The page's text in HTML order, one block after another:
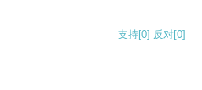
支持[0] 反对[0]